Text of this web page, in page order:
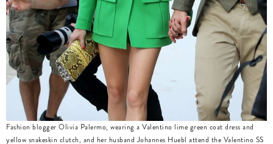
Fashion blogger Olivia Palermo, wearing a Valentino lime green coat dress and
yellow snakeskin clutch, and her husband Johannes Huebl attend the Valentino SS